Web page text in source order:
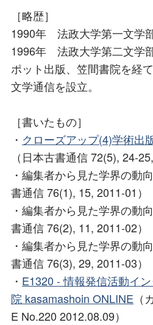
［略歴］
1990年 法政大学第一文学
1996年 法政大学第二文学
ポット出版、笠間書院を経
文学通信を設立。
［書いたもの］
・ クローズアップ(4)学術出
（日本古書通信 72(5), 24-
・編集者から見た学界の動
書通信 76(1), 15, 2011-01）
・編集者から見た学界の動
書通信 76(2), 11, 2011-02）
・編集者から見た学界の動
書通信 76(3), 29, 2011-03）
・ E1320 - 情報発信活動イ
院 kasamashoin ONLINE
E No.220 2012.08.09）